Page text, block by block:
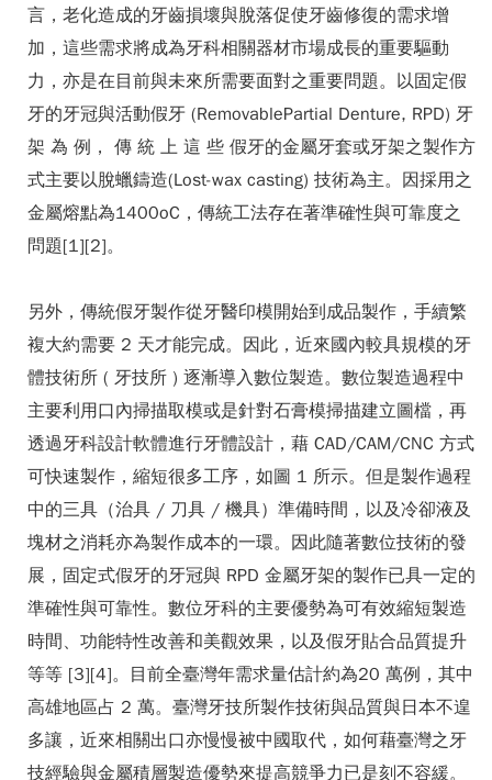
言，老化造成的牙齒損壞與脫落促使牙齒修復的需求增
加，這些需求將成為牙科相關器材市場成長的重要驅動
力，亦是在目前與未來所需要面對之重要問題。以固定假
牙的牙冠與活動假牙 (RemovablePartial Denture, RPD) 牙
架 為 例， 傳 統 上 這 些 假牙的金屬牙套或牙架之製作方
式主要以脫蠟鑄造(Lost-wax casting) 技術為主。因採用之
金屬熔點為1400oC，傳統工法存在著準確性與可靠度之
問題[1][2]。
另外，傳統假牙製作從牙醫印模開始到成品製作，手續繁
複大約需要 2 天才能完成。因此，近來國內較具規模的牙
體技術所 ( 牙技所 ) 逐漸導入數位製造。數位製造過程中
主要利用口內掃描取模或是針對石膏模掃描建立圖檔，再
透過牙科設計軟體進行牙體設計，藉 CAD/CAM/CNC 方式
可快速製作，縮短很多工序，如圖 1 所示。但是製作過程
中的三具（治具 / 刀具 / 機具）準備時間，以及冷卻液及
塊材之消耗亦為製作成本的一環。因此隨著數位技術的發
展，固定式假牙的牙冠與 RPD 金屬牙架的製作已具一定的
準確性與可靠性。數位牙科的主要優勢為可有效縮短製造
時間、功能特性改善和美觀效果，以及假牙貼合品質提升
等等 [3][4]。目前全臺灣年需求量估計約為20 萬例，其中
高雄地區占 2 萬。臺灣牙技所製作技術與品質與日本不遑
多讓，近來相關出口亦慢慢被中國取代，如何藉臺灣之牙
技經驗與金屬積層製造優勢來提高競爭力已是刻不容緩。